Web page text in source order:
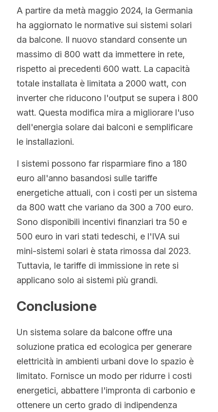
A partire da metà maggio 2024, la Germania
ha aggiornato le normative sui sistemi solari
da balcone. Il nuovo standard consente un
massimo di 800 watt da immettere in rete,
rispetto ai precedenti 600 watt. La capacità
totale installata è limitata a 2000 watt, con
inverter che riducono l'output se supera i 800
watt. Questa modifica mira a migliorare l'uso
dell'energia solare dai balconi e semplificare
le installazioni.
I sistemi possono far risparmiare fino a 180
euro all'anno basandosi sulle tariffe
energetiche attuali, con i costi per un sistema
da 800 watt che variano da 300 a 700 euro.
Sono disponibili incentivi finanziari tra 50 e
500 euro in vari stati tedeschi, e l'IVA sui
mini-sistemi solari è stata rimossa dal 2023.
Tuttavia, le tariffe di immissione in rete si
applicano solo ai sistemi più grandi.
Conclusione
Un sistema solare da balcone offre una
soluzione pratica ed ecologica per generare
elettricità in ambienti urbani dove lo spazio è
limitato. Fornisce un modo per ridurre i costi
energetici, abbattere l'impronta di carbonio e
ottenere un certo grado di indipendenza